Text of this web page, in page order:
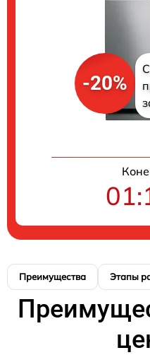
-20%
Преимущества Этапы